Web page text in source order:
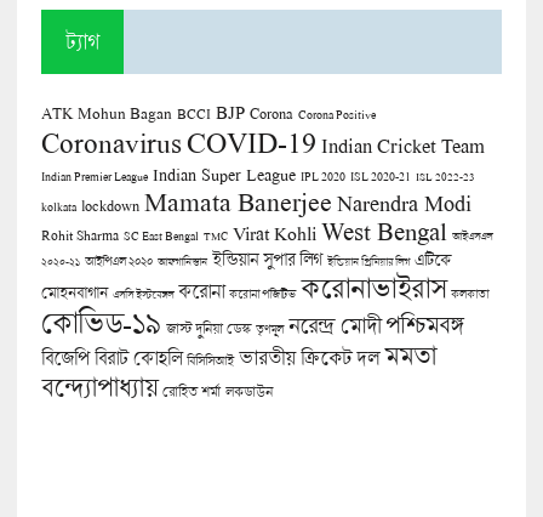
ট্যাগ
ATK Mohun Bagan BCCI BJP Corona Corona Positive
CoronavirusCOVID-19 Indian Cricket Team
Indian Premier League Indian Super League IPL 2020 ISL 2020-21 ISL 2022-23
kolkata lockdown Mamata Banerjee Narendra Modi
Rohit Sharma SC East Bengal TMC Virat Kohli West Bengal আইএসএল
২০২০-২১ আইপিএল ২০২০ আফগানিস্তান ইন্ডিয়ান সুপার লিগ ইন্ডিয়ান প্রিমিয়ার লিগ এটিকে
মোহনবাগান এসসি ইস্টবেঙ্গল করোনা করোনা পজিটিভ করোনাভাইরাস কলকাতা
কোভিড-১৯ জাস্ট দুনিয়া ডেস্ক তৃণমূল নরেন্দ্র মোদী পশ্চিমবঙ্গ
বিজেপি বিরাট কোহলি বিসিসিআই ভারতীয় ক্রিকেট দল মমতা
বন্দ্যোপাধ্যায় রোহিত শর্মা লকডাউন